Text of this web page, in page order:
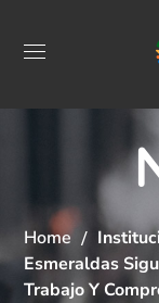
Home
Esmeraldas
Trabajo Y